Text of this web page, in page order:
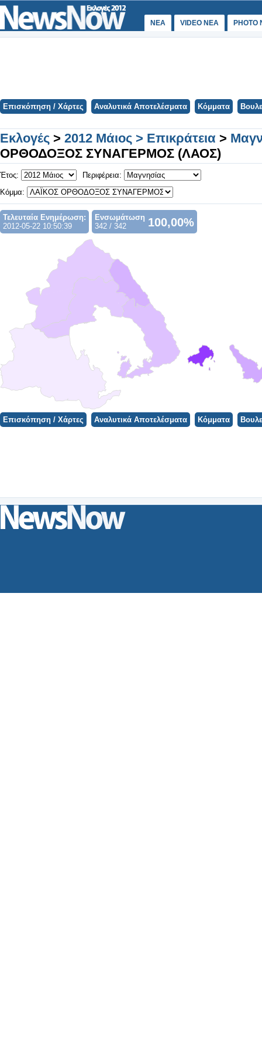
ΝΕΑ VIDEO NEA PHOTO
Επισκόπηση / Χάρτες Αναλυτικά Αποτελέσματα Κόμματα
Εκλογές > 2012 Μάιος > Επικράτεια >
ΟΡΘΟΔΟΞΟΣ ΣΥΝΑΓΕΡΜΟΣ (ΛΑΟΣ)
Έτος:
Περιφέρεια:
Κόμμα:
Τελευταία Ενημέρωση:
2012-05-22 10:50:39
Ενσωμάτωση
342 / 342
100,00%
Φορτώνει ο Χάρτης...
Επισκόπηση / Χάρτες Αναλυτικά Αποτελέσματα Κόμματα